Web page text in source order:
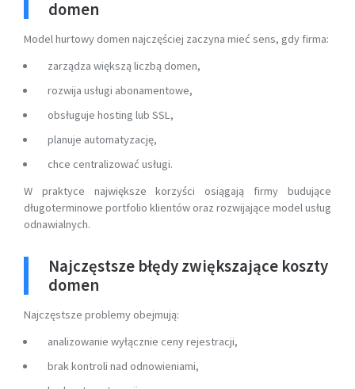
domen
Model hurtowy domen najczęściej zaczyna mieć sens, gdy firma:
zarządza większą liczbą domen,
rozwija usługi abonamentowe,
obsługuje hosting lub SSL,
planuje automatyzację,
chce centralizować usługi.
W praktyce największe korzyści osiągają firmy budujące
długoterminowe portfolio klientów oraz rozwijające model usług
odnawialnych.
Najczęstsze błędy zwiększające koszty
domen
Najczęstsze problemy obejmują:
analizowanie wyłącznie ceny rejestracji,
brak kontroli nad odnowieniami,